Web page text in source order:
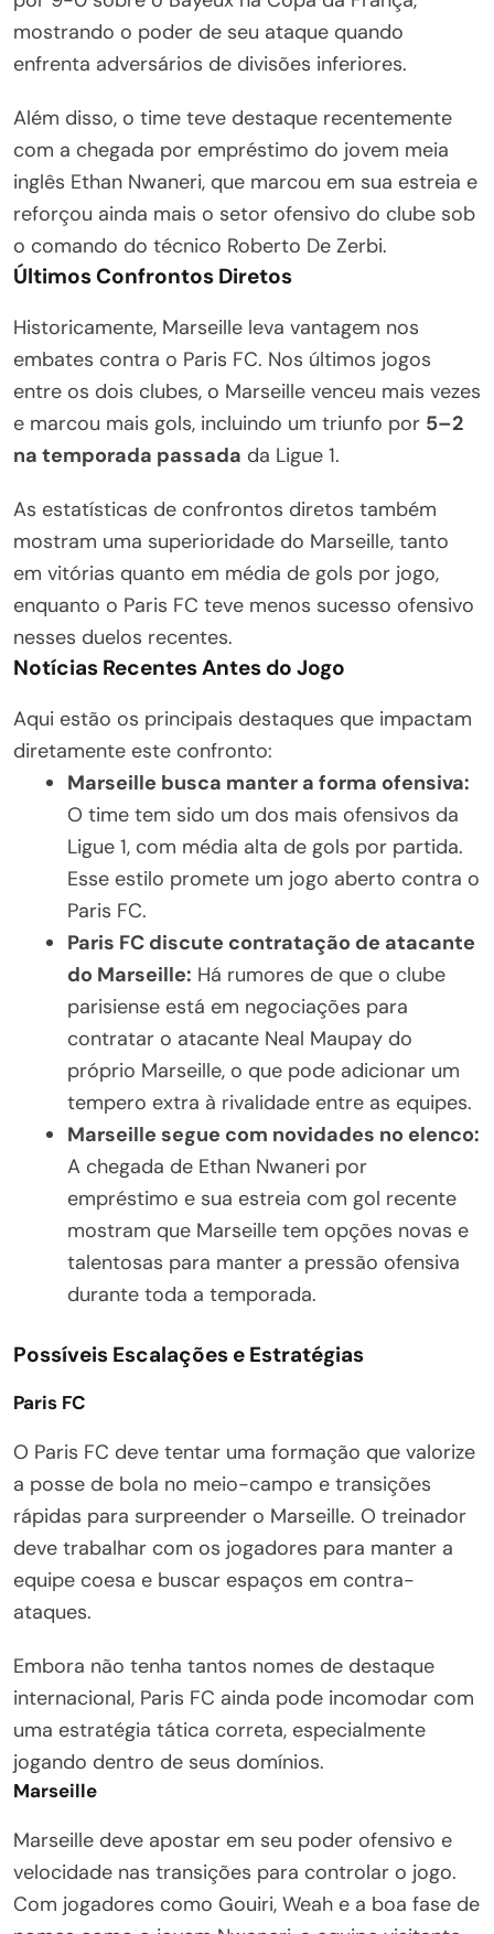
mostrando o poder de seu ataque quando
enfrenta adversários de divisões inferiores.
Além disso, o time teve destaque recentemente
com a chegada por empréstimo do jovem meia
inglês Ethan Nwaneri, que marcou em sua estreia e
reforçou ainda mais o setor ofensivo do clube sob
o comando do técnico Roberto De Zerbi.
Últimos Confrontos Diretos
Historicamente, Marseille leva vantagem nos
embates contra o Paris FC. Nos últimos jogos
entre os dois clubes, o Marseille venceu mais vezes
e marcou mais gols, incluindo um triunfo por 5–2
na temporada passada da Ligue 1.
As estatísticas de confrontos diretos também
mostram uma superioridade do Marseille, tanto
em vitórias quanto em média de gols por jogo,
enquanto o Paris FC teve menos sucesso ofensivo
nesses duelos recentes.
Notícias Recentes Antes do Jogo
Aqui estão os principais destaques que impactam
diretamente este confronto:
Marseille busca manter a forma ofensiva:
O time tem sido um dos mais ofensivos da
Ligue 1, com média alta de gols por partida.
Esse estilo promete um jogo aberto contra o
Paris FC.
Paris FC discute contratação de atacante
do Marseille: Há rumores de que o clube
parisiense está em negociações para
contratar o atacante Neal Maupay do
próprio Marseille, o que pode adicionar um
tempero extra à rivalidade entre as equipes.
Marseille segue com novidades no elenco:
A chegada de Ethan Nwaneri por
empréstimo e sua estreia com gol recente
mostram que Marseille tem opções novas e
talentosas para manter a pressão ofensiva
durante toda a temporada.
Possíveis Escalações e Estratégias
Paris FC
O Paris FC deve tentar uma formação que valorize
a posse de bola no meio-campo e transições
rápidas para surpreender o Marseille. O treinador
deve trabalhar com os jogadores para manter a
equipe coesa e buscar espaços em contra-
ataques.
Embora não tenha tantos nomes de destaque
internacional, Paris FC ainda pode incomodar com
uma estratégia tática correta, especialmente
jogando dentro de seus domínios.
Marseille
Marseille deve apostar em seu poder ofensivo e
velocidade nas transições para controlar o jogo.
Com jogadores como Gouiri, Weah e a boa fase de